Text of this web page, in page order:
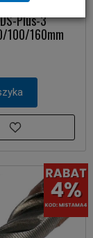
Plus-3
100/160mm